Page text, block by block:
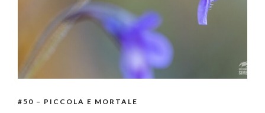
#50 – PICCOLA E MORTALE